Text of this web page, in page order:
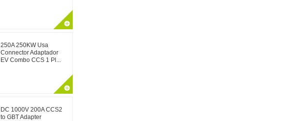
250A 250KW Usa
Connector Adaptador
EV Combo CCS 1 Pl...
DC 1000V 200A CCS2
to GBT Adapter